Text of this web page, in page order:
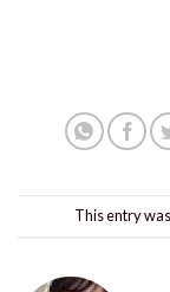
This entry